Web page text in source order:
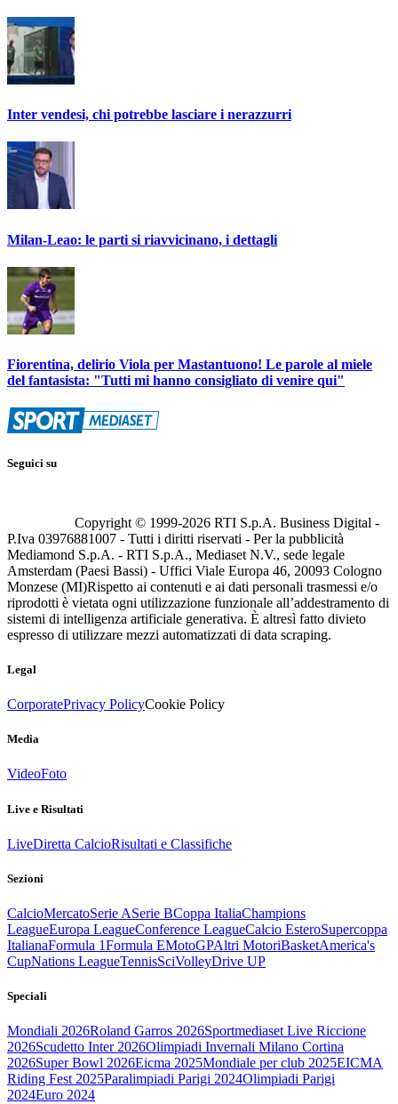
Inter vendesi, chi potrebbe lasciare i nerazzurri
Milan-Leao: le parti si riavvicinano, i dettagli
Fiorentina, delirio Viola per Mastantuono! Le parole al miele
del fantasista: "Tutti mi hanno consigliato di venire qui"
Seguici su
Copyright © 1999-2026 RTI S.p.A. Business Digital -
P.Iva 03976881007 - Tutti i diritti riservati - Per la pubblicità
Mediamond S.p.A. - RTI S.p.A., Mediaset N.V., sede legale
Amsterdam (Paesi Bassi) - Uffici Viale Europa 46, 20093 Cologno
Monzese (MI)Rispetto ai contenuti e ai dati personali trasmessi e/o
riprodotti è vietata ogni utilizzazione funzionale all’addestramento di
sistemi di intelligenza artificiale generativa. È altresì fatto divieto
espresso di utilizzare mezzi automatizzati di data scraping.
Legal
CorporatePrivacy PolicyCookie Policy
Media
VideoFoto
Live e Risultati
LiveDiretta CalcioRisultati e Classifiche
Sezioni
CalcioMercatoSerie ASerie BCoppa ItaliaChampions
LeagueEuropa LeagueConference LeagueCalcio EsteroSupercoppa
ItalianaFormula 1Formula EMotoGPAltri MotoriBasketAmerica's
CupNations LeagueTennisSciVolleyDrive UP
Speciali
Mondiali 2026Roland Garros 2026Sportmediaset Live Riccione
2026Scudetto Inter 2026Olimpiadi Invernali Milano Cortina
2026Super Bowl 2026Eicma 2025Mondiale per club 2025EICMA
Riding Fest 2025Paralimpiadi Parigi 2024Olimpiadi Parigi
2024Euro 2024